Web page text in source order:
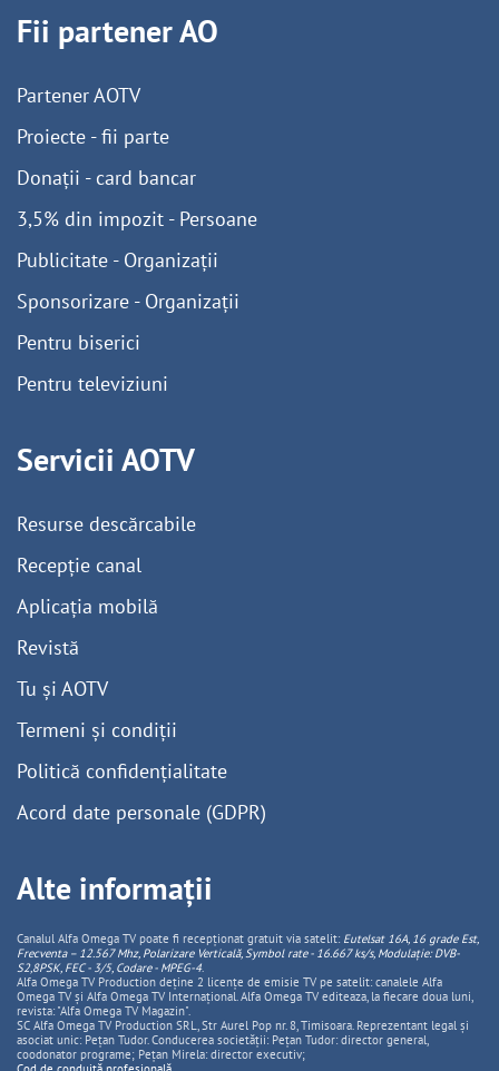
Fii partener AO
Partener AOTV
Proiecte - fii parte
Donații - card bancar
3,5% din impozit - Persoane
Publicitate - Organizații
Sponsorizare - Organizații
Pentru biserici
Pentru televiziuni
Servicii AOTV
Resurse descărcabile
Recepție canal
Aplicația mobilă
Revistă
Tu și AOTV
Termeni și condiții
Politică confidențialitate
Acord date personale (GDPR)
Alte informații
Canalul Alfa Omega TV poate fi recepționat gratuit via satelit: Eutelsat 16A, 16 grade Est,
Frecventa – 12.567 Mhz, PolarizareVerticală, Symbol rate - 16.667 ks/s, Modulație: DVB-
S2,8PSK, FEC - 3/5, Codare - MPEG-4.
Alfa Omega TV Production deține 2 licențe de emisie TV pe satelit: canalele Alfa
Omega TV și Alfa Omega TV Internațional. Alfa Omega TV editeaza, la fiecare doua luni,
revista: "Alfa Omega TV Magazin".
SC Alfa Omega TV Production SRL, Str Aurel Pop nr. 8, Timisoara. Reprezentant legal și
asociat unic: Pețan Tudor. Conducerea societății: Pețan Tudor: director general,
coodonator programe; Pețan Mirela: director executiv;